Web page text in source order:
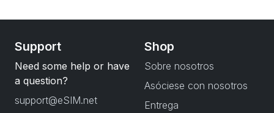
Support
Need some help or have
a question?
support@eSIM.net
Shop
Sobre nosotros
Asóciese con nosotros
Entrega